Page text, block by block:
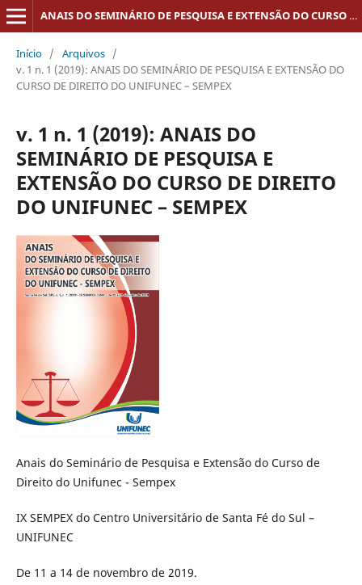
ANAIS DO SEMINÁRIO DE PESQUISA E EXTENSÃO DO CURSO DE DIREITO DO UNIFUNEC - SEMPEX
Início / Arquivos /
v. 1 n. 1 (2019): ANAIS DO SEMINÁRIO DE PESQUISA E EXTENSÃO DO
CURSO DE DIREITO DO UNIFUNEC – SEMPEX
v. 1 n. 1 (2019): ANAIS DO
SEMINÁRIO DE PESQUISA E
EXTENSÃO DO CURSO DE DIREITO
DO UNIFUNEC – SEMPEX
Anais do Seminário de Pesquisa e Extensão do Curso de
Direito do Unifunec - Sempex
IX SEMPEX do Centro Universitário de Santa Fé do Sul –
UNIFUNEC
De 11 a 14 de novembro de 2019.